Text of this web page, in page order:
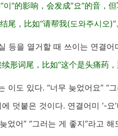
이”的影响，会发成“요”的音，
尾，比如“请帮我(도와주시오)”
등을 열거할 때 쓰이는 연결
形词尾，比如“这个是头痛药，
이도 있다. “너무 늦었어요” “
덧붙은 것이다. 연결어미 ‘-요
었어” “그러는 게 좋지”라고 해